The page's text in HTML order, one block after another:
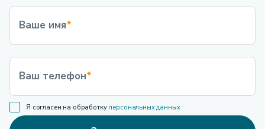
Ваше имя*
Ваш телефон*
Я согласен на обработку персональных данных